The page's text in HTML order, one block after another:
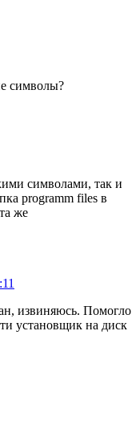
символы?
символами, так и
programm files в
же
извиняюсь. Помогло
установщик на диск